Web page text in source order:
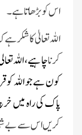
اس کو بڑھاتا ہے۔
اللہ تعالیٰ کا شکر
کرنا چاہیے، اللہ
کون ہے جو اللہ
پاک کی راہ میں
کریں اس سے